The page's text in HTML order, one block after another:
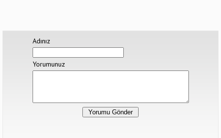
Adınız
Yorumunuz